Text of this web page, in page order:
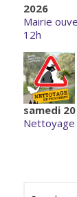
2026
Mairie
12h
samedi